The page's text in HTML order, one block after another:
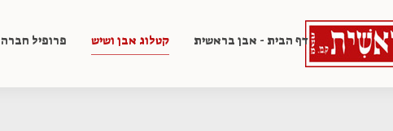
דף הבית - אבן בראשית קטלוג אבן ושיש פרופיל חברה